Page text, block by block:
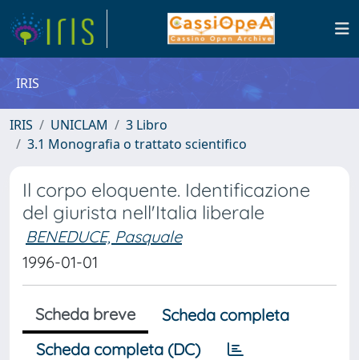
IRIS
IRIS UNICLAM
3 Libro
3.1 Monografia o trattato scientifico
Il corpo eloquente. Identificazione
del giurista nell'Italia liberale
BENEDUCE, Pasquale
1996-01-01
Scheda breve
Scheda completa
Scheda completa (DC)